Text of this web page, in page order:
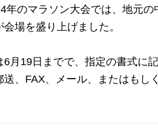
のマラソン大会では、地元
場を盛り上げました。
月19日までで、指定の書式に
、FAX、メール、またはもし